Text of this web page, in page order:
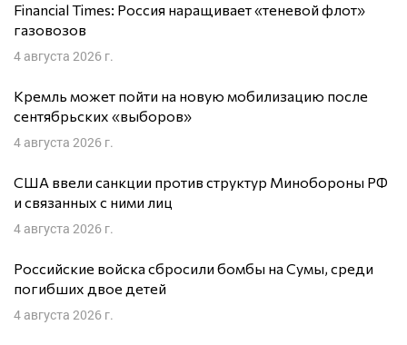
Financial Times: Россия наращивает «теневой флот»
газовозов
4 августа 2026 г.
Кремль может пойти на новую мобилизацию после
сентябрьских «выборов»
4 августа 2026 г.
США ввели санкции против структур Минобороны РФ
и связанных с ними лиц
4 августа 2026 г.
Российские войска сбросили бомбы на Сумы, среди
погибших двое детей
4 августа 2026 г.